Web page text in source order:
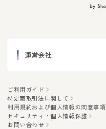
運営会社
ご利用ガイド
特定商取引法に関して
利用規約および個人情報の同意事項
セキュリティ・個人情報保護
お問い合わせ